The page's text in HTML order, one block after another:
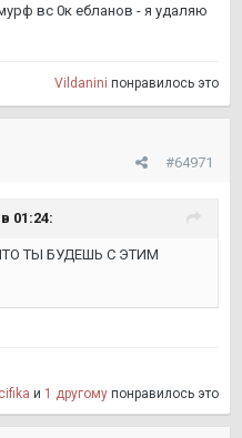
вс 0к ебланов - я удаляю
Vildanini понравилось это
#64971
01:24:
ТЫ БУДЕШЬ С ЭТИМ
и 1 другому понравилось это